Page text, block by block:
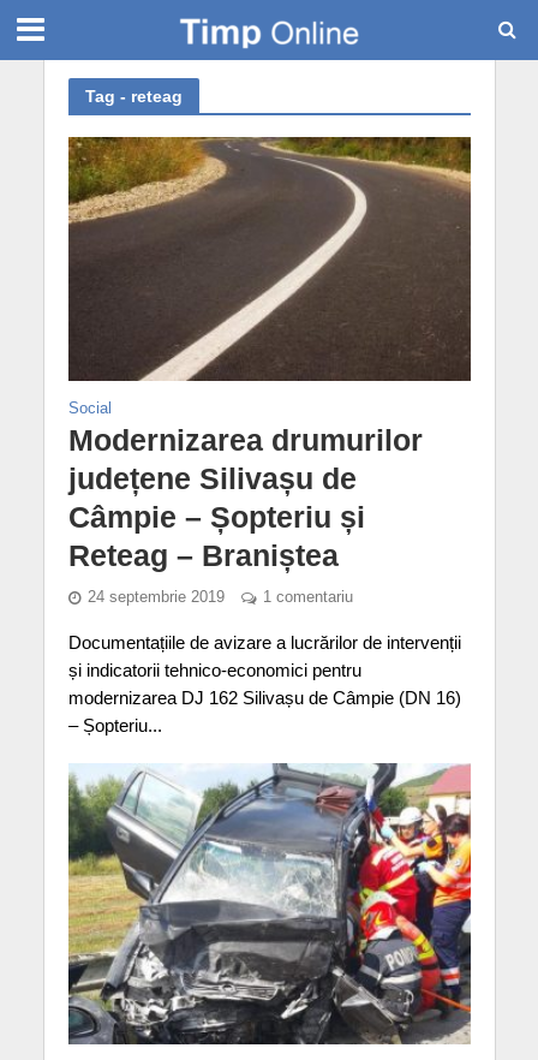
Tag - reteag
Social
Modernizarea drumurilor
județene Silivașu de
Câmpie – Șopteriu și
Reteag – Braniștea
24 septembrie 2019 1 comentariu
Documentațiile de avizare a lucrărilor de intervenții
și indicatorii tehnico-economici pentru
modernizarea DJ 162 Silivașu de Câmpie (DN 16)
– Șopteriu...